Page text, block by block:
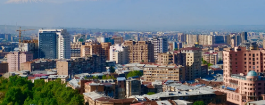
Remote Embedded
Nahtlose Integration der HR in bestehende Abläufe
Plattform
Integrierte HR-Kernfunktionen für dein Team
Mittelstand
Maßgeschneiderte HR-Lösungen, um Teams zu
vergrößern
Enterprise
Globale HR für Konzerne und Großunternehmen
LERNEN MIT REMOTE
Forschung und Leitfäden
Fallstudien
HR-Glossar
Español
Italiano
Português (Portugal)